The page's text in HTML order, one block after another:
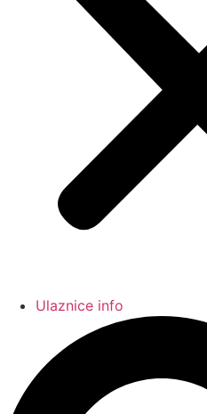
Ulaznice info